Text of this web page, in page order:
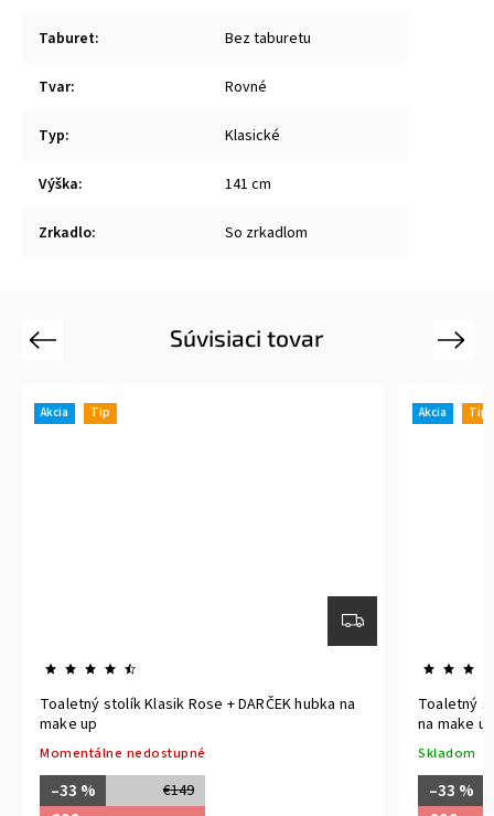
Taburet: Bez taburetu
Tvar: Rovné
Typ: Klasické
Výška: 141 cm
Zrkadlo: So zrkadlom
Súvisiaci tovar
Previous
Akcia Tip
Toaletný stolík Barocco biely + DARČEK hubka
na make up
Skladom
€149
–33 %
Akcia Tip
Detský
Skladom
–44 %
Next